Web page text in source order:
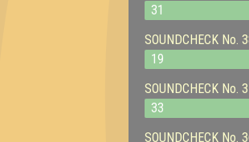
31
SOUNDCHECK No.
19
SOUNDCHECK No.
33
SOUNDCHECK No.